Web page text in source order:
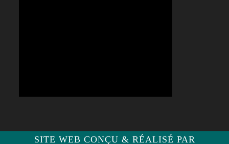
SITE WEB CONÇU & RÉALISÉ PAR